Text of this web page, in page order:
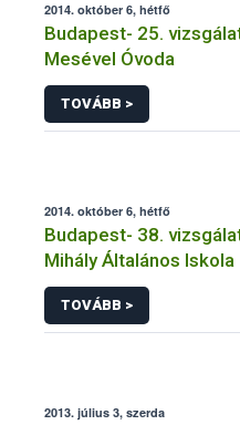
2014. október 6, hétfő
Budapest- 25.
Mesével Óvoda
TOVÁBB >
2014. október 6, hétfő
Budapest- 38.
Mihály Általános Iskola
TOVÁBB >
2013. július 3, szerda